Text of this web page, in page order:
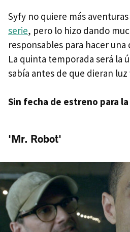
Syfy no quiere más
serie, pero lo hizo dando
responsables para hacer una
La quinta temporada será la
sabía antes de que dieran
Sin fecha de estreno para
'Mr. Robot'